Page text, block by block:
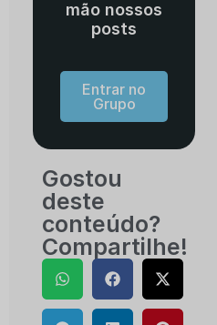
mão nossos
posts
Entrar no
Grupo
Gostou
deste
conteúdo?
Compartilhe!